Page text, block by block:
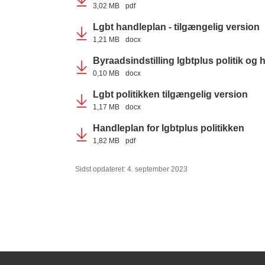
3,02 MB pdf
Lgbt handleplan - tilgængelig version
1,21 MB docx
Byraadsindstilling lgbtplus politik og
0,10 MB docx
Lgbt politikken tilgængelig version
1,17 MB docx
Handleplan for lgbtplus politikken
1,82 MB pdf
Sidst opdateret: 4. september 2023